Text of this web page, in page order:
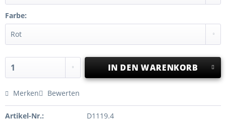
Farbe:
IN DEN WARENKORB
Merken Bewerten
Artikel-Nr.:
D1119.4